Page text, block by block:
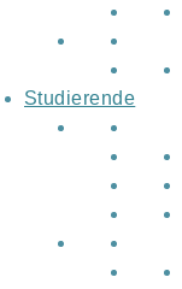
Studierende